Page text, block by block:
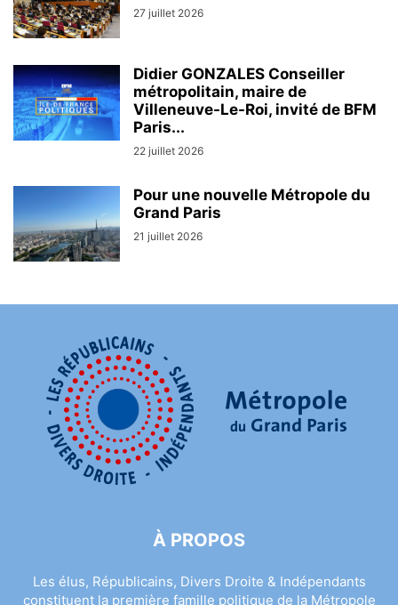
27 juillet 2026
Didier GONZALES Conseiller
métropolitain, maire de
Villeneuve-Le-Roi, invité de BFM
Paris...
22 juillet 2026
Pour une nouvelle Métropole du
Grand Paris
21 juillet 2026
À PROPOS
Les élus, Républicains, Divers Droite & Indépendants
constituent la première famille politique de la Métropole